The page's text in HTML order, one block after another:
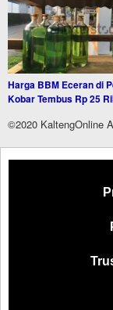
Harga BBM Eceran di
Kobar Tembus Rp 25
©2020 KaltengOnline